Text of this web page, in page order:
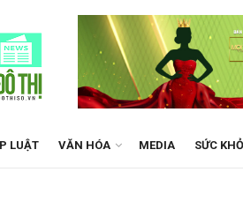
LUẬT VĂN HÓA MEDIA SỨC